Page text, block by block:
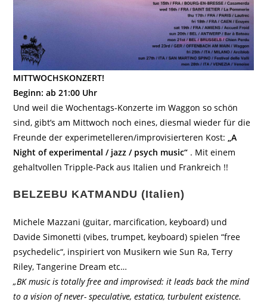
MITTWOCHSKONZERT!
Beginn: ab 21:00 Uhr
Und weil die Wochentags-Konzerte im Waggon so schön
sind, gibt’s am Mittwoch noch eines, diesmal wieder für die
Freunde der experimetelleren/improvisierteren Kost:„A
Night of experimental / jazz / psych music“ . Mit einem
gehaltvollen Tripple-Pack aus Italien und Frankreich !!
BELZEBU KATMANDU (Italien)
Michele Mazzani (guitar, marcification, keyboard) und
Davide Simonetti (vibes, trumpet, keyboard) spielen “free
psychedelic“, inspiriert von Musikern wie Sun Ra, Terry
Riley, Tangerine Dream etc…
„BK music is totally free and improvised: it leads back the mind
to a vision of never- speculative, estatica, turbulent existence.